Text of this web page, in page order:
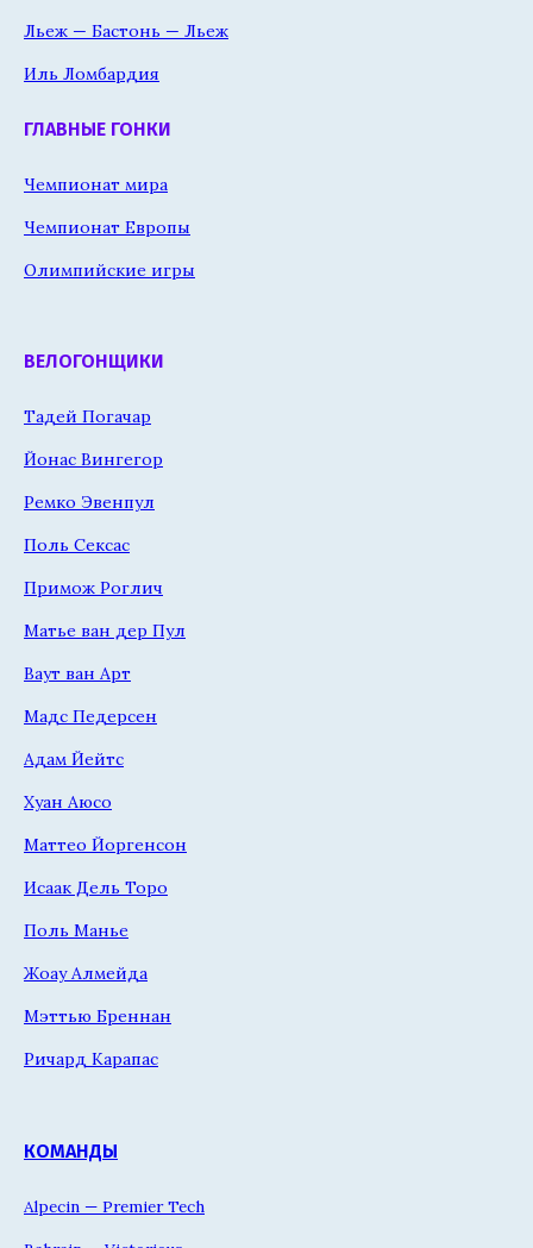
Льеж — Бастонь — Льеж
Иль Ломбардия
ГЛАВНЫЕ ГОНКИ
Чемпионат мира
Чемпионат Европы
Олимпийские игры
ВЕЛОГОНЩИКИ
Тадей Погачар
Йонас Вингегор
Ремко Эвенпул
Поль Сексас
Примож Роглич
Матье ван дер Пул
Ваут ван Арт
Мадс Педерсен
Адам Йейтс
Хуан Аюсо
Маттео Йоргенсон
Исаак Дель Торо
Поль Манье
Жоау Алмейда
Мэттью Бреннан
Ричард Карапас
КОМАНДЫ
Alpecin — Premier Tech